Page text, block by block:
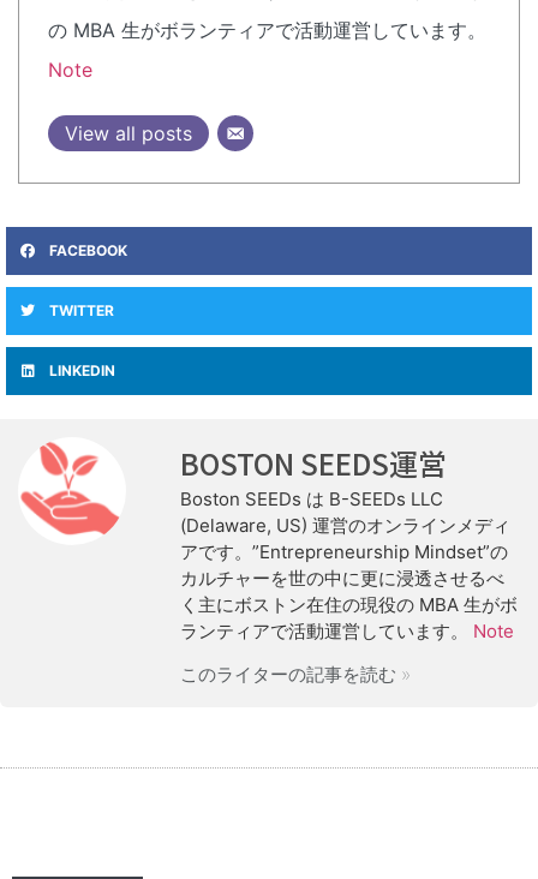
の MBA 生がボランティアで活動運営しています。
Note
View all posts
FACEBOOK
TWITTER
LINKEDIN
BOSTON SEEDS運営
Boston SEEDs は B-SEEDs LLC
(Delaware, US) 運営のオンラインメディ
アです。”Entrepreneurship Mindset”の
カルチャーを世の中に更に浸透させるべ
く主にボストン在住の現役の MBA 生がボ
ランティアで活動運営しています。 Note
このライターの記事を読む »